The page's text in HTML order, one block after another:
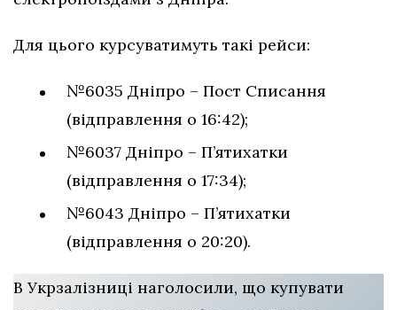
Для цього курсуватимуть такі рейси:
№6035 Дніпро – Пост Списання
(відправлення о 16:42);
№6037 Дніпро – П’ятихатки
(відправлення о 17:34);
№6043 Дніпро – П’ятихатки
(відправлення о 20:20).
В Укрзалізниці наголосили, що купувати